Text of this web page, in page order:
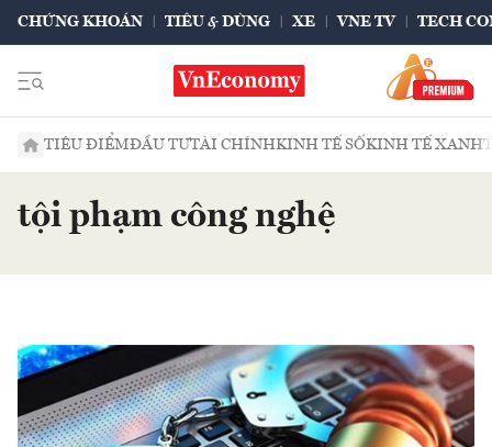
CHỨNG KHOÁN TIÊU & DÙNG XE VNE TV TECH
TIÊU ĐIỂMĐẦU TƯTÀI CHÍNHKINH TẾ SỐKINH TẾ XANH
tội phạm công nghệ